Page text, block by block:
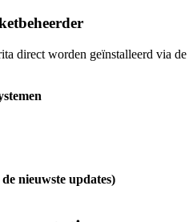
direct worden geïnstalleerd via de
nieuwste updates)